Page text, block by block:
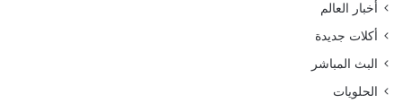
أخبار العالم
أكلات جديدة
البث المباشر
الحلويات